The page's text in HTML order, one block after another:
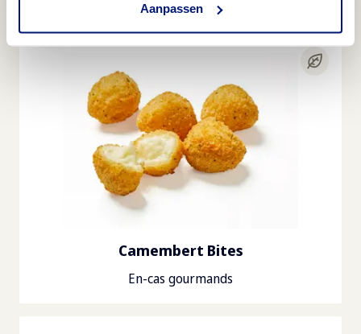
Aanpassen
Camembert Bites
En-cas gourmands